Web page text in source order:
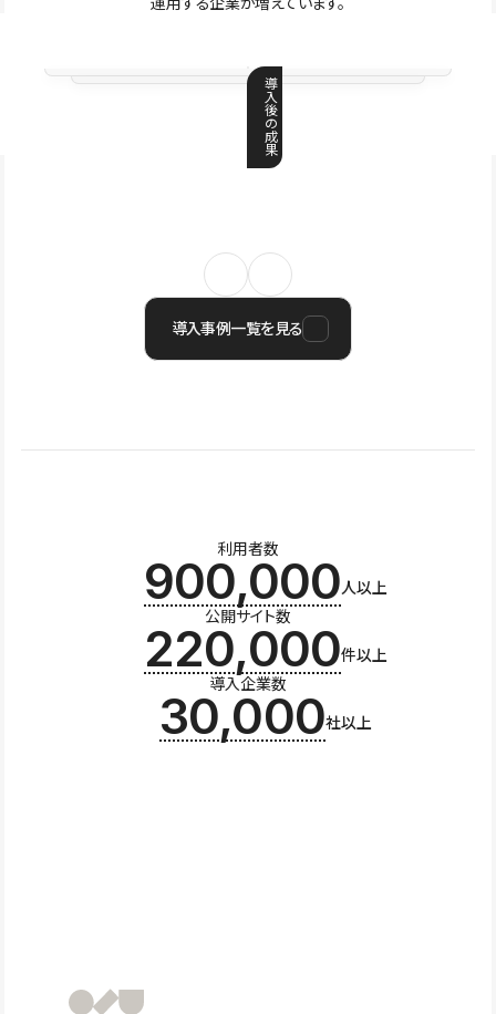
導
入
後
の
成
果
導入事例一覧を見る
利用者数
900,000人以上
公開サイト数
220,000件以上
導入企業数
30,000社以上